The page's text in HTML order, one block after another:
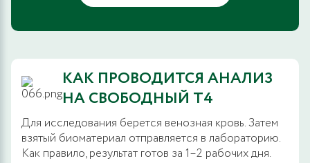
КАК ПРОВОДИТСЯ АНАЛИЗ
НА СВОБОДНЫЙ Т4
Для исследования берется венозная кровь. Затем
взятый биоматериал отправляется в лабораторию.
Как правило, результат готов за 1–2 рабочих дня.